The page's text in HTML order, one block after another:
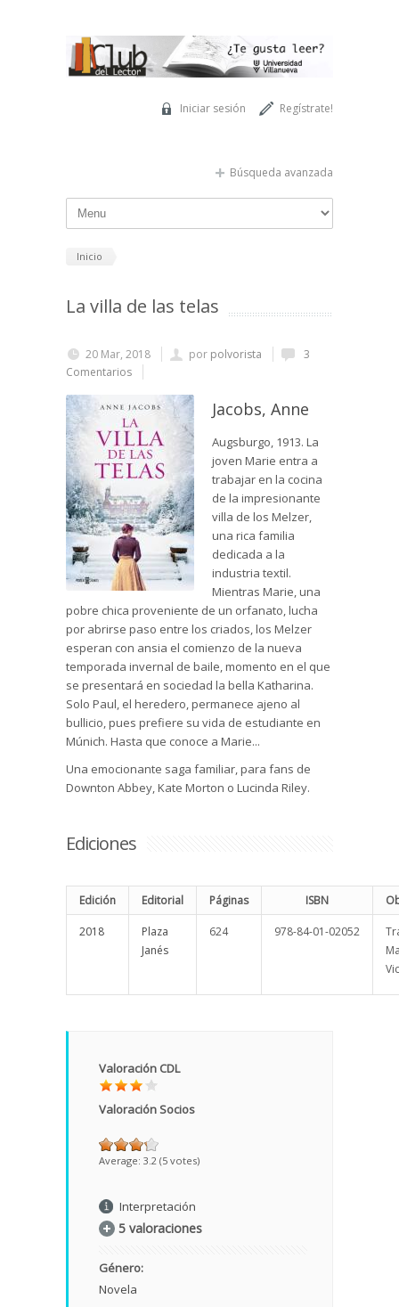
Regístrate!
Iniciar sesión
Búsqueda avanzada
Inicio
La villa de las telas
20 Mar, 2018 por polvorista
3
Comentarios
Jacobs, Anne
Augsburgo, 1913. La
joven Marie entra a
trabajar en la cocina
de la impresionante
villa de los Melzer,
una rica familia
dedicada a la
industria textil.
Mientras Marie, una
pobre chica proveniente de un orfanato, lucha
por abrirse paso entre los criados, los Melzer
esperan con ansia el comienzo de la nueva
temporada invernal de baile, momento en el que
se presentará en sociedad la bella Katharina.
Solo Paul, el heredero, permanece ajeno al
bullicio, pues prefiere su vida de estudiante en
Múnich. Hasta que conoce a Marie...
Una emocionante saga familiar, para fans de
Downton Abbey, Kate Morton o Lucinda Riley.
Ediciones
Edición Editorial Páginas ISBN
2018
Plaza
Janés
624 978-84-01-02052
Valoración CDL
Valoración Socios
Average: 3.2 (5 votes)
Interpretación
5 valoraciones
Género:
Novela